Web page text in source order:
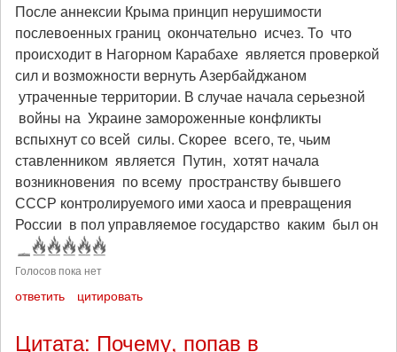
После аннексии Крыма принцип нерушимости
послевоенных границ окончательно исчез. То что
происходит в Нагорном Карабахе является проверкой
сил и возможности вернуть Азербайджаном
утраченные территории. В случае начала серьезной
войны на Украине замороженные конфликты
вспыхнут со всей силы. Скорее всего, те, чьим
ставленником является Путин, хотят начала
возникновения по всему пространству бывшего
СССР контролируемого ими хаоса и превращения
России в пол управляемое государство каким был он
Голосов пока нет
ответить цитировать
Цитата: Почему, попав в